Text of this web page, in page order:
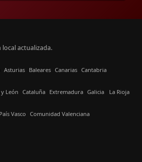
actualizada.
Asturias Baleares Canarias Cantabria
León Cataluña Extremadura Galicia La Rioja
País Vasco Comunidad Valenciana